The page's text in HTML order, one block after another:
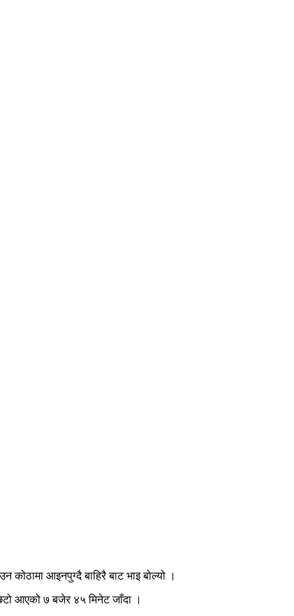
आइनपुग्दै बाहिरै बाट भाइ बोल्यो ।
आएको ७ बजेर ४५ मिनेट जाँदा ।